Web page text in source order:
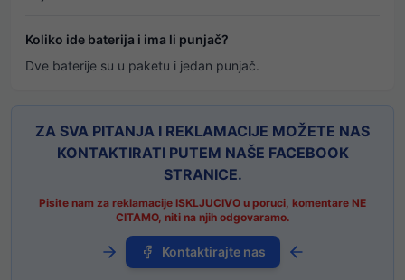
Koliko ide baterija i ima li punjač?
Dve baterije su u paketu i jedan punjač.
ZA SVA PITANJA I REKLAMACIJE MOŽETE NAS
KONTAKTIRATI PUTEM NAŠE FACEBOOK
STRANICE.
Pisite nam za reklamacije ISKLJUCIVO u poruci, komentare NE
CITAMO, niti na njih odgovaramo.
Kontaktirajte nas
Slobodan ĐukićizInđija
je upravo kupioAku šrafilicu sa čekićem